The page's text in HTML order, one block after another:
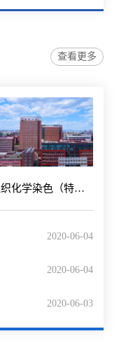
查看更多
特殊组织化学染色（特染）平台简介
2020-06-04
2020-06-04
2020-06-03